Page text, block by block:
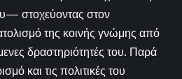
στοχεύοντας στον
της κοινής γνώμης από
δραστηριότητές του. Παρά
και τις πολιτικές του